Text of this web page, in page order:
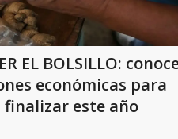
EL BOLSILLO:
económicas para
finalizar este año